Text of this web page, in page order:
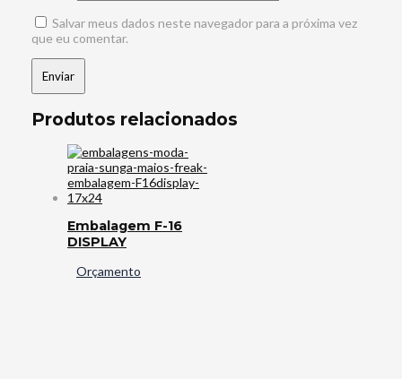
Salvar meus dados neste navegador para a próxima vez
que eu comentar.
Produtos relacionados
Embalagem F-16
DISPLAY
Orçamento